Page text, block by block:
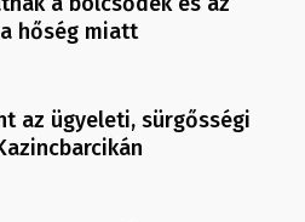
hőség miatt
az ügyeleti, sürgősségi